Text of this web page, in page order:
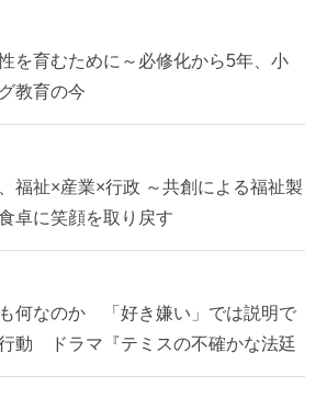
を育むために～必修化から5年、小
教育の今
福祉×産業×行政 ～共創による福祉製
卓に笑顔を取り戻す
何なのか 「好き嫌い」では説明で
動 ドラマ『テミスの不確かな法廷